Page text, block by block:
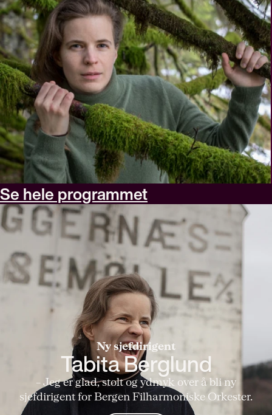
Se hele programmet
Ny sjefdirigent
Tabita Berglund
– Jeg er glad, stolt og ydmyk over å bli ny
sjefdirigent for Bergen Filharmoniske Orkester.